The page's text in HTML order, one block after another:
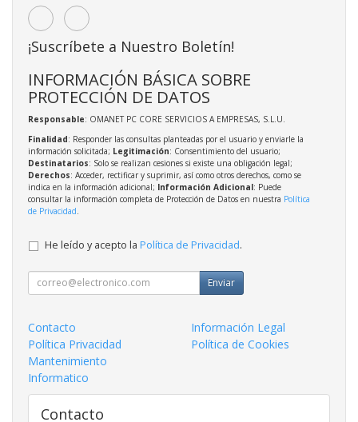
¡Suscríbete a Nuestro Boletín!
INFORMACIÓN BÁSICA SOBRE
PROTECCIÓN DE DATOS
Responsable: OMANET PC CORE SERVICIOS A EMPRESAS, S.L.U.
Finalidad: Responder las consultas planteadas por el usuario y enviarle la
información solicitada; Legitimación: Consentimiento del usuario;
Destinatarios: Solo se realizan cesiones si existe una obligación legal;
Derechos: Acceder, rectificar y suprimir, así como otros derechos, como se
indica en la información adicional; Información Adicional: Puede
consultar la información completa de Protección de Datos en nuestra Política
de Privacidad
He leído y acepto la Política de Privacidad.
Enviar
Contacto
Información Legal
Política Privacidad
Política de Cookies
Mantenimiento
Informatico
Contacto